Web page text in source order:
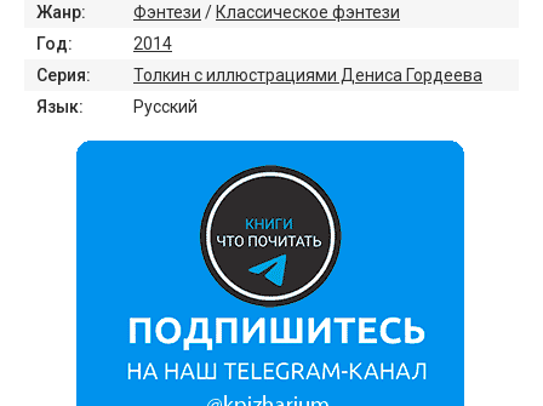
Жанр: Фэнтези / Классическое фэнтези
Год:
2014
Серия:
Толкин с иллюстрациями Дениса Гордеева
Язык:
Русский